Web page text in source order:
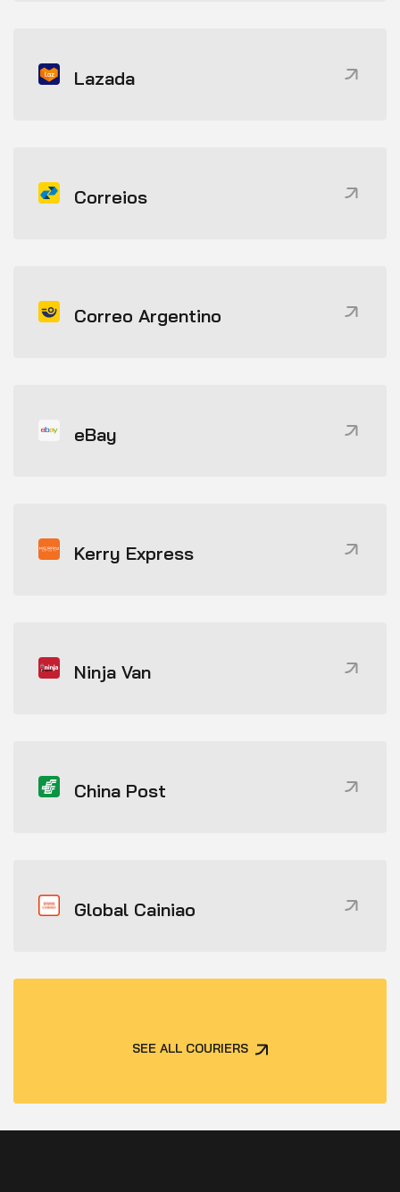
Lazada
Correios
Correo Argentino
eBay
Kerry Express
Ninja Van
China Post
Global Cainiao
SEE ALL COURIERS